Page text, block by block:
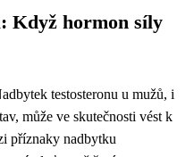
Když hormon síly
testosteronu u mužů, i
může ve skutečnosti vést k
příznaky nadbytku